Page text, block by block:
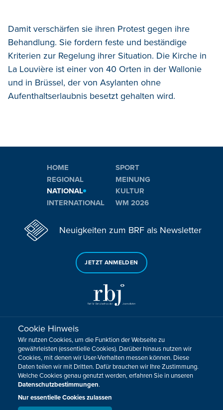
Damit verschärfen sie ihren Protest gegen ihre
Behandlung. Sie fordern feste und beständige
Kriterien zur Regelung ihrer Situation. Die Kirche in
La Louvière ist einer von 40 Orten in der Wallonie
und in Brüssel, der von Asylanten ohne
Aufenthaltserlaubnis besetzt gehalten wird.
HOME
REGIONAL
NATIONAL
INTERNATIONAL
SPORT
MEINUNG
KULTUR
WM 2026
Neuigkeiten zum BRF als Newsletter
JETZT ANMELDEN
Sie haben noch Fragen oder Anmerkungen?
KONTAKTIEREN SIE UNS!
Impressum Datenschutz Kontakt
Barrierefreiheit
Cookie-Zustimmung anpassen
Design, Konzept & Programmierung:
Cookie Hinweis
Wir nutzen Cookies, um die Funktion der Webseite zu
gewährleisten (essentielle Cookies). Darüber hinaus nutzen wir
Cookies, mit denen wir User-Verhalten messen können. Diese
Daten teilen wir mit Dritten. Dafür brauchen wir Ihre Zustimmung.
Welche Cookies genau genutzt werden, erfahren Sie in unseren
Datenschutzbestimmungen.
Nur essentielle Cookies zulassen